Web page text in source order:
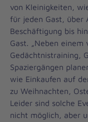
von Kleinigkeiten,
für jeden Gast, über
Beschäftigung bis
Gast. „Neben
Gedächtnistraining,
Spaziergängen
wie Einkaufen auf
zu Weihnachten,
Leider sind solche
nicht möglich, aber